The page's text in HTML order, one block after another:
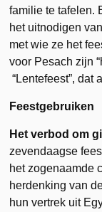
familie te tafelen.
het uitnodigen
met wie ze het
voor Pesach zijn
“Lentefeest”, dat
Feestgebruiken
Het verbod om
zevendaagse
het zogenaamde
herdenking van
hun vertrek uit